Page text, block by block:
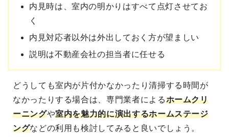
内見時は、室内の明かりはすべて点灯させてお
く
内見対応者以外は外出しておく方が望ましい
説明は不動産会社の担当者に任せる
どうしても室内が片付かなかったり清掃する時間が
なかったりする場合は、専門業者によるホームクリ
ーニングや室内を魅力的に演出するホームステージ
ングなどの利用も検討してみると良いでしょう。